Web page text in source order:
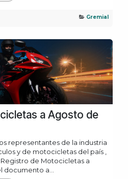
Gremial
a Agosto de
representantes de la industria
y de motocicletas del país ,
de Motocicletas a
documento a...